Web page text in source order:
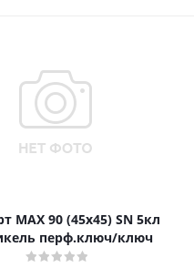
MAX 90 (45х45) SN 5кл
перф.ключ/ключ